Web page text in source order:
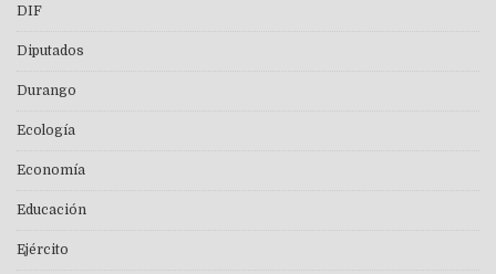
DIF
Diputados
Durango
Ecología
Economía
Educación
Ejército